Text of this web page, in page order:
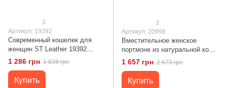
2
Артикул: 19392
Современный кошелек для
женщин ST Leather 19392
Темно-красный
1 286 грн 1 838 грн
Купить
3
Артикул: 20998
Вместительное женское
портмоне из натуральной кожи
KARYA 20998 Бежевый
1 657 грн 2 673 грн
Купить